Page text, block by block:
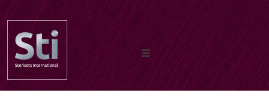
Inicio